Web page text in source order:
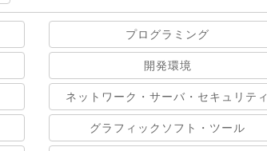
プログラミング
開発環境
ネットワーク・サーバ・セキュリティ
グラフィックソフト・ツール